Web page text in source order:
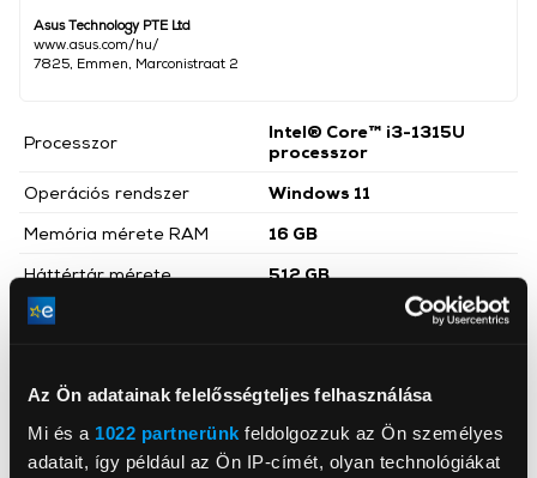
Az Ön adatainak felelősségteljes felhasználása
Mi és a 1022 partnerünk feldolgozzuk az Ön személyes
adatait, így például az Ön IP-címét, olyan technológiákat
Asus Technology PTE Ltd
www.asus.com/hu/
7825, Emmen, Marconistraat 2
Processzor
Intel® Core™ i3-1315U
processzor
Operációs rendszer
Windows 11
Memória mérete RAM
16 GB
Háttértár mérete
512 GB
Videókártya
Intel® UHD Graphics
Kijelző felbontása
FullHD (1920x1080)
Háttértár
SSD